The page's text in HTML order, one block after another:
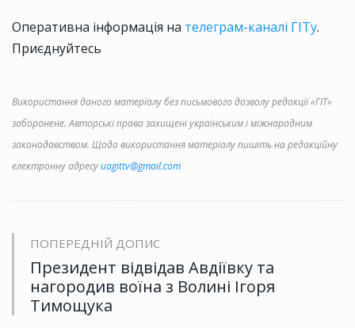
Оперативна інформація на телеграм-каналі ГІТу.
Приєднуйтесь
Використання даного матеріалу без письмового дозволу редакції «ГІТ»
заборонене. Авторські права захищені українським і міжнародним
законодавством. Щодо використання матеріалу пишіть на редакційну
електронну адресуuagittv@gmail.com
ПОПЕРЕДНІЙ ДОПИС
Президент відвідав Авдіївку та
нагородив воїна з Волині Ігоря
Тимощука